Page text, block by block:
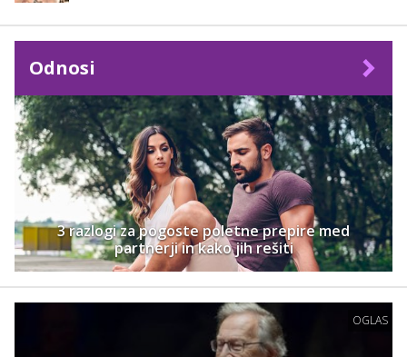
Odnosi
3 razlogi za pogoste poletne prepire med
partnerji in kako jih rešiti
OGLAS